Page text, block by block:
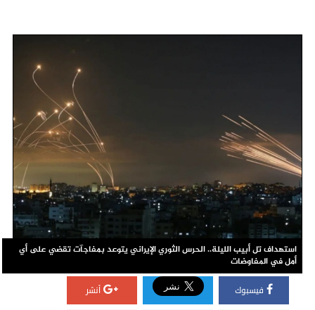
استهداف تل أبيب الليلة.. الحرس الثوري الإيراني يتوعد بمفاجآت تقضي على أي
أمل في المفاوضات
فيسبوك أنشر